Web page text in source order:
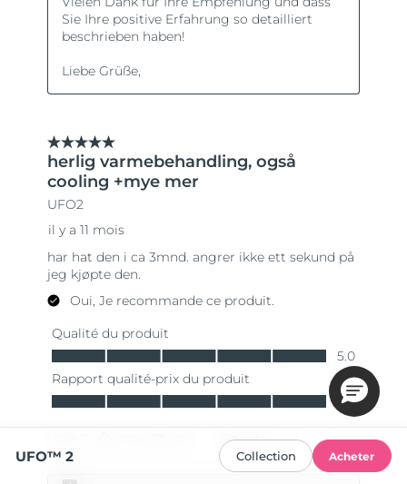
UFO™ 2 Collection Acheter